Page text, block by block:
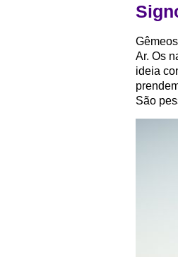
Ar. Os
ideia
São